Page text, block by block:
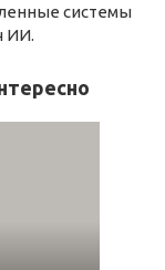
системы
ИИ.